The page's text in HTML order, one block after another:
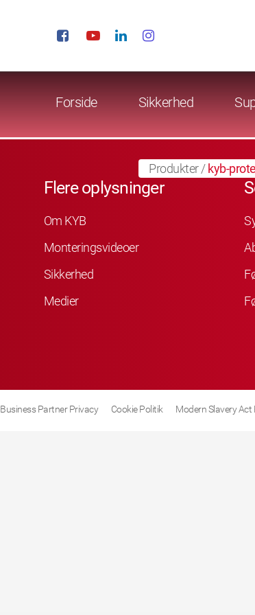
Forside Sikkerhed
Produkter/ kyb-
Flere oplysninger
Om KYB
Monteringsvideoer
Sikkerhed
Medier
Business Partner Privacy Cookie Politik Modern Slavery Act